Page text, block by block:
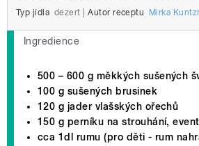
Typ jídla dezert Autor receptu Mirka
Ingredience
500 – 600 g měkkých sušených
100 g sušených brusinek
120 g jader vlašských ořechů
150 g perníku na strouhání,
cca 1dl rumu (pro děti - rum